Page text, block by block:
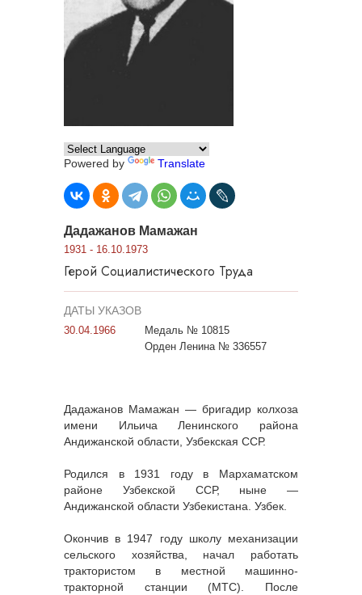
Powered by Translate
Дадажанов Мамажан
1931 - 16.10.1973
Герой Социалистического Труда
ДАТЫ УКАЗОВ
30.04.1966
Медаль № 10815
Орден Ленина № 336557
Дадажанов Мамажан — бригадир колхоза
имени Ильича Ленинского района
Андижанской области, Узбекская ССР.
Родился в 1931 году в Мархаматском
районе Узбекской ССР, ныне —
Андижанской области Узбекистана. Узбек.
Окончив в 1947 году школу механизации
сельского хозяйства, начал работать
трактористом в местной машинно-
тракторной станции (МТС). После